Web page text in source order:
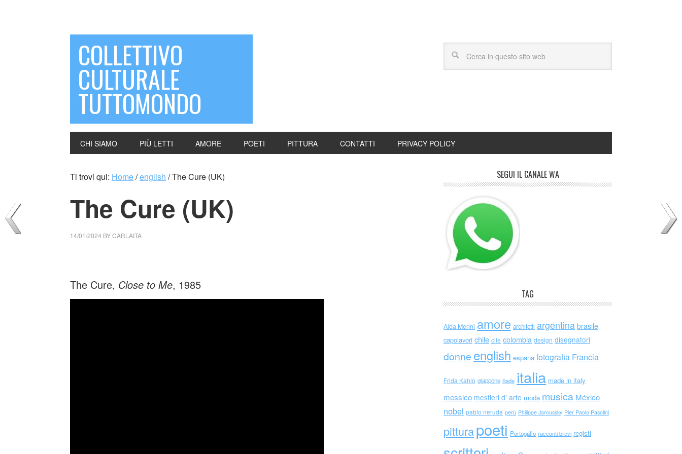
COLLETTIVO
CULTURALE
TUTTOMONDO
CHI SIAMO PIÙ LETTI AMORE POETI PITTURA CONTATTI PRIVACY POLICY
Ti trovi qui: Home/english /The Cure (UK)
The Cure (UK)
14/01/2024 BYCARLAITA
The Cure, Close to Me, 1985
SEGUI IL CANALE WA
TAG
Alda Merini amore architetti argentina brasile
capolavori chile cile colombia design disegnatori
donne english espana fotografia Francia
Frida Kahlo giappone iliade italia made in italy
messico mestieri d' arte moda musica México
nobel pablo neruda perù Philippe Jaroussky Pier Paolo Pasolini
pitturapoeti Portogallo racconti brevi registi